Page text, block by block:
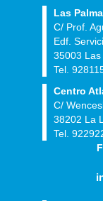
Las
C/ Prof.
Edf.
35003
Tel.
Centro
C/
38202 La
Tel.